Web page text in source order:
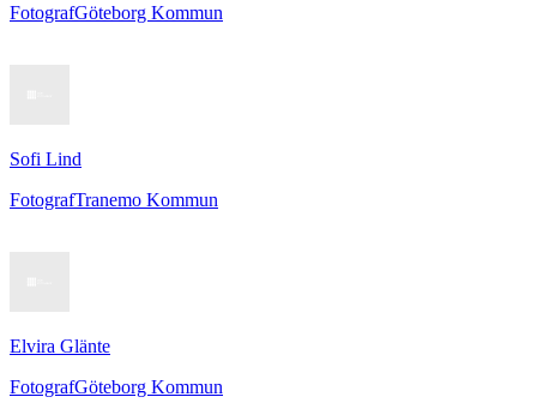
FotografGöteborg Kommun
Sofi Lind
FotografTranemo Kommun
Elvira Glänte
FotografGöteborg Kommun